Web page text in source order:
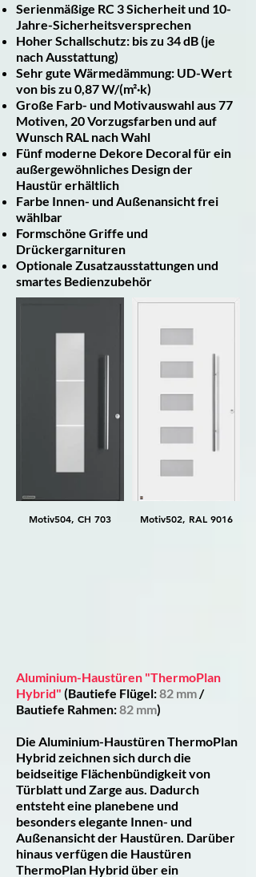
Serienmäßige RC 3 Sicherheit und 10-
Jahre-Sicherheitsversprechen
Hoher Schallschutz: bis zu 34 dB (je
nach Ausstattung)
Sehr gute Wärmedämmung: UD-Wert
von bis zu 0,87 W/(m²·k)
Große Farb- und Motivauswahl aus 77
Motiven, 20 Vorzugsfarben und auf
Wunsch RAL nach Wahl
Fünf moderne Dekore Decoral für ein
außergewöhnliches Design der
Haustür erhältlich
Farbe Innen- und Außenansicht frei
wählbar
Formschöne Griffe und
Drückergarnituren
Optionale Zusatzausstattungen und
smartes Bedienzubehör
Motiv504, CH 703 Motiv502, RAL 9016
Aluminium-Haustüren "ThermoPlan
Hybrid" (Bautiefe Flügel:82 mm/
Bautiefe Rahmen:82 mm)
Die Aluminium-Haustüren ThermoPlan
Hybrid zeichnen sich durch die
beidseitige Flächenbündigkeit von
Türblatt und Zarge aus. Dadurch
entsteht eine planebene und
besonders elegante Innen- und
Außenansicht der Haustüren. Darüber
hinaus verfügen die Haustüren
ThermoPlan Hybrid über ein